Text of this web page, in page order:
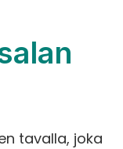
tavalla, joka